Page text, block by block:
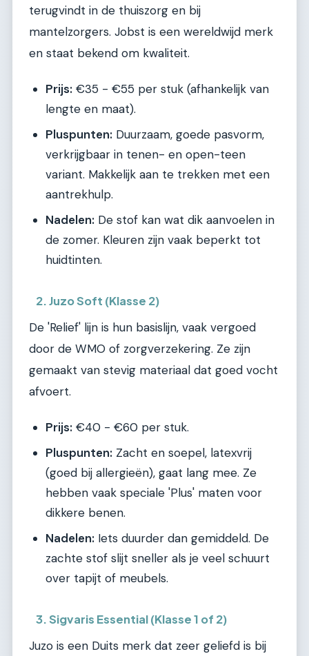
terugvindt in de thuiszorg en bij
mantelzorgers. Jobst is een wereldwijd merk
en staat bekend om kwaliteit.
Prijs: €35 - €55 per stuk (afhankelijk van
lengte en maat).
Pluspunten: Duurzaam, goede pasvorm,
verkrijgbaar in tenen- en open-teen
variant. Makkelijk aan te trekken met een
aantrekhulp.
Nadelen: De stof kan wat dik aanvoelen in
de zomer. Kleuren zijn vaak beperkt tot
huidtinten.
2. Juzo Soft (Klasse 2)
De 'Relief' lijn is hun basislijn, vaak vergoed
door de WMO of zorgverzekering. Ze zijn
gemaakt van stevig materiaal dat goed vocht
afvoert.
Prijs: €40 - €60 per stuk.
Pluspunten: Zacht en soepel, latexvrij
(goed bij allergieën), gaat lang mee. Ze
hebben vaak speciale 'Plus' maten voor
dikkere benen.
Nadelen: Iets duurder dan gemiddeld. De
zachte stof slijt sneller als je veel schuurt
over tapijt of meubels.
3. Sigvaris Essential (Klasse 1 of 2)
Juzo is een Duits merk dat zeer geliefd is bij